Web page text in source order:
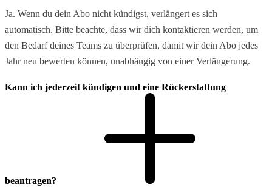
Ja. Wenn du dein Abo nicht kündigst, verlängert es sich
automatisch. Bitte beachte, dass wir dich kontaktieren werden, um
den Bedarf deines Teams zu überprüfen, damit wir dein Abo jedes
Jahr neu bewerten können, unabhängig von einer Verlängerung.
Kann ich jederzeit kündigen und eine Rückerstattung
beantragen?